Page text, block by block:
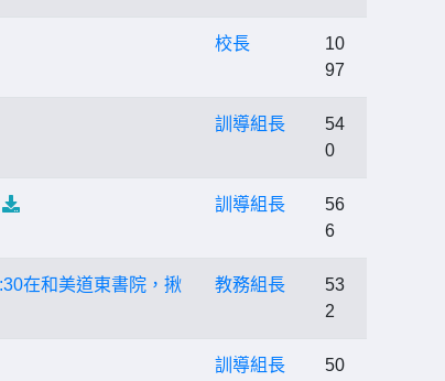
校長
10
97
訓導組長
54
0
訓導組長
56
6
在和美道東書院，揪
教務組長
53
2
訓導組長
50